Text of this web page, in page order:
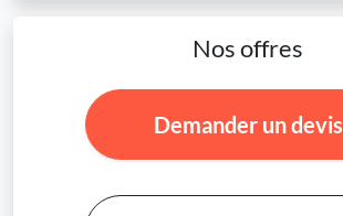
Nos offres
Demander un devis